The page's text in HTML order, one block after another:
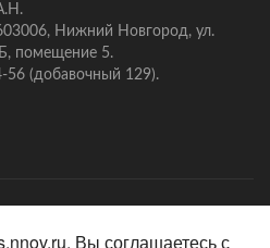
Нижний Новгород, ул.
помещение 5.
56 (добавочный 129).
Вы соглашаетесь с